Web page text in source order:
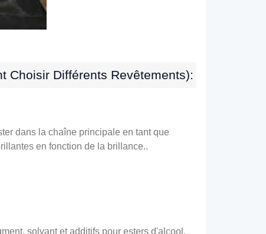
Choisir Différents Revêtements):
dans la chaîne principale en tant que
en fonction de la brillance..
solvant et additifs pour esters d'alcool.